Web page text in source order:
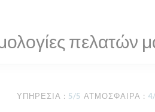
πελατών
ΥΠΗΡΕΣΊΑ : 5/5 ΑΤΜΌΣΦΑΙΡΑ : 4